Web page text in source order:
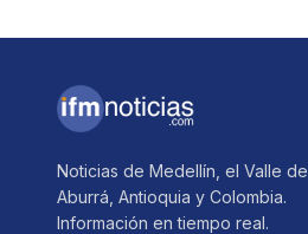
Noticias de Medellín, el Valle de
Aburrá, Antioquia y Colombia.
Información en tiempo real.